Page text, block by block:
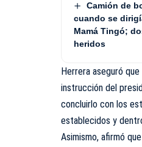
Camión de
cuando se
Mamá Tingó;
heridos
Herrera aseguró
instrucción del
concluirlo con los
establecidos y
Asimismo, afirmó